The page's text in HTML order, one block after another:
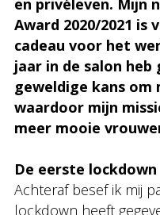
en privéleven. Mijn
Award 2020/2021 is
cadeau voor het
jaar in de salon
geweldige kans
waardoor mijn
meer mooie
De eerste lockdown
Achteraf besef ik mij
lockdown heeft